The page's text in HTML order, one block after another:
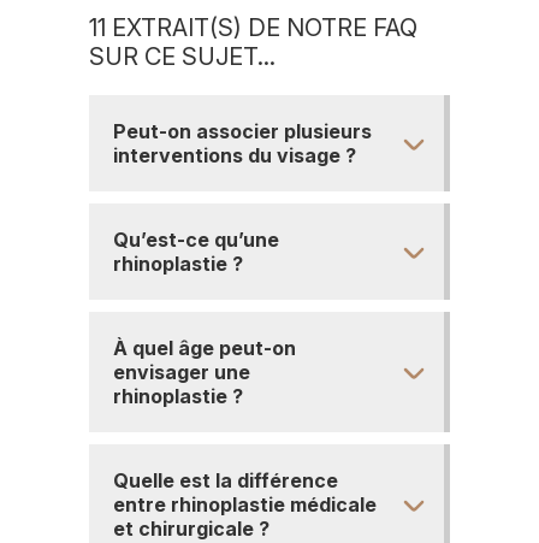
11 EXTRAIT(S) DE NOTRE FAQ
SUR CE SUJET...
Peut-on associer plusieurs
interventions du visage ?
Qu’est-ce qu’une
rhinoplastie ?
À quel âge peut-on
envisager une
rhinoplastie ?
Quelle est la différence
entre rhinoplastie médicale
et chirurgicale ?